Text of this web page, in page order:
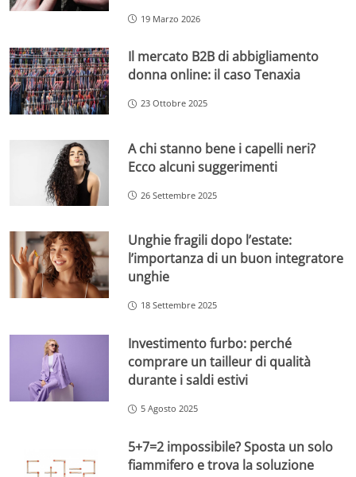
19 Marzo 2026
Il mercato B2B di abbigliamento
donna online: il caso Tenaxia
23 Ottobre 2025
A chi stanno bene i capelli neri?
Ecco alcuni suggerimenti
26 Settembre 2025
Unghie fragili dopo l’estate:
l’importanza di un buon integratore
unghie
18 Settembre 2025
Investimento furbo: perché
comprare un tailleur di qualità
durante i saldi estivi
5 Agosto 2025
5+7=2 impossibile? Sposta un solo
fiammifero e trova la soluzione